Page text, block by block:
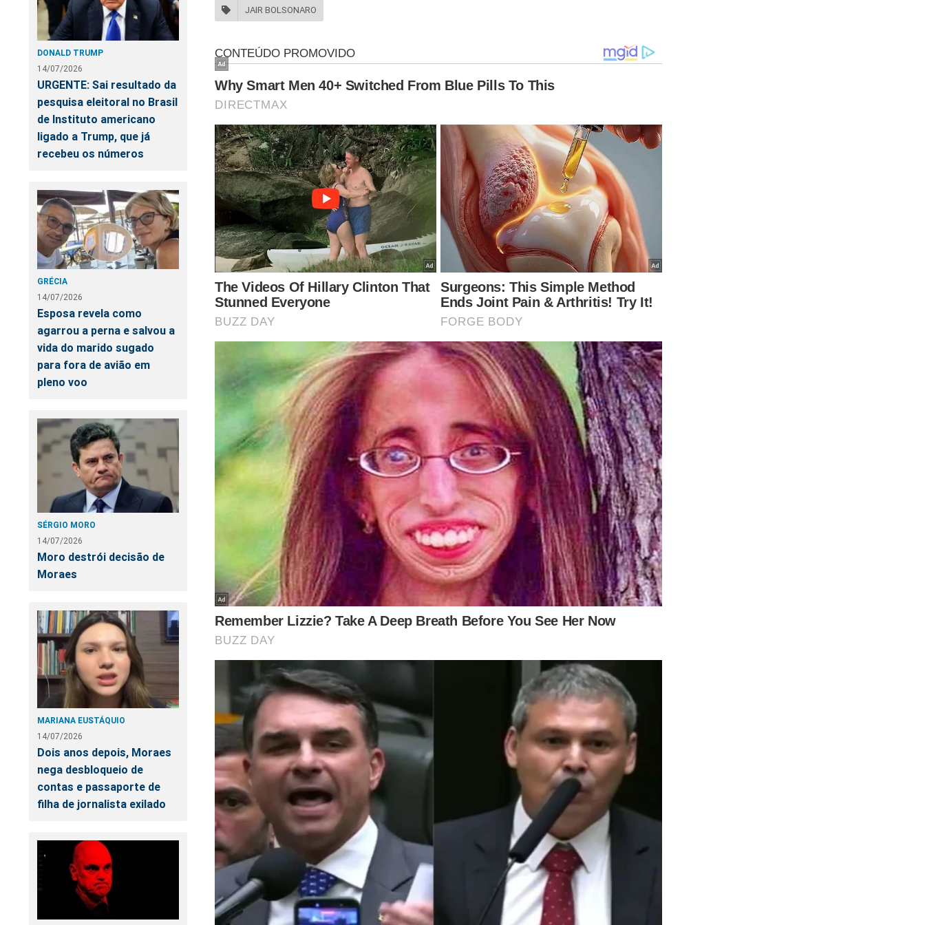
DONALD TRUMP
14/07/2026
URGENTE: Sai resultado da
pesquisa eleitoral no Brasil
de Instituto americano
ligado a Trump, que já
recebeu os números
GRÉCIA
14/07/2026
Esposa revela como
agarrou a perna e salvou a
vida do marido sugado
para fora de avião em
pleno voo
SÉRGIO MORO
14/07/2026
Moro destrói decisão de
Moraes
MARIANA EUSTÁQUIO
14/07/2026
Dois anos depois, Moraes
nega desbloqueio de
contas e passaporte de
filha de jornalista exilado
PT perde o sono com novo documento sobre o passado de Lula
Você, leitor do JCO, tem visto as movimentações internacionais que podem atingir o ministro
Alexandre de Moraes? O próprio JCO já foi vítima da perseguição e censura imposta pelo
judiciário. Foi devastador! Sobrevivemos graças a ajuda de nossos assinantes e parceiros
comerciais. Para fortalecer a nossa batalha, considere se tornar umassinante, o que lhe dará
o direito de assistir o primeiro PODCAST
conservador do Brasil e ter acesso exclusivo ao
conteúdo da Revista A Verdade, onde os "assuntos proibidos" no Brasil são revelados. Para
assinar, clique no link:https://assinante.jornaldacidadeonline.com.br/apresentacao
Outra forma de você apoiar o JCO é comprando um livro! Temos muitas opções! Livros sobre
o STF, Lula, eleições e muito mais. Basta clicar no link abaixo:
https://www.conteudoconservador.com.br/
O próprio Bolsonaro já conhece alguns de nossos livros:
JAIR BOLSONARO